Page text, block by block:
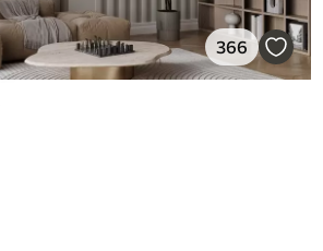
366